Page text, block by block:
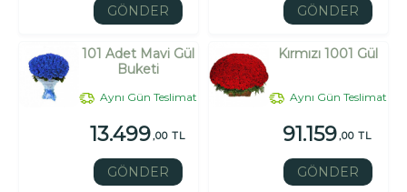
GÖNDER GÖNDER
101 Adet Mavi Gül
Buketi
Aynı Gün Teslimat
13.499,00 TL
GÖNDER
Kırmızı 1001 Gül
Aynı Gün Teslimat
91.159,00 TL
GÖNDER